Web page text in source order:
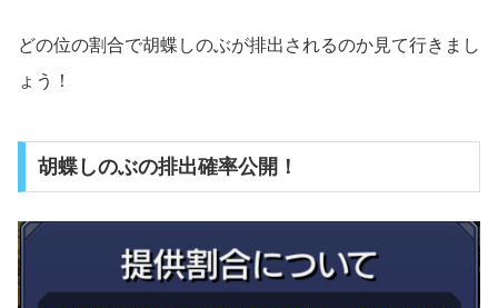
どの位の割合で胡蝶しのぶが排出されるのか見て行きまし
ょう！
胡蝶しのぶの排出確率公開！